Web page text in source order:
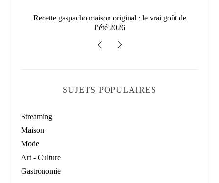
Recette gaspacho maison original : le vrai goût de
l’été 2026
SUJETS POPULAIRES
Streaming
Maison
Mode
Art - Culture
Gastronomie